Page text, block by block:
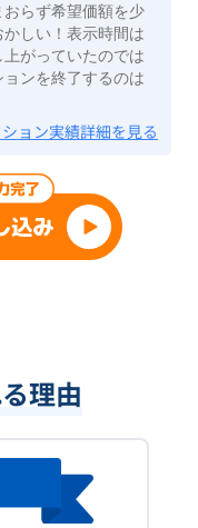
らず希望価額を少
しい！表示時間は
がっていたのでは
ンを終了するのは
ョン実績詳細を見る
理由